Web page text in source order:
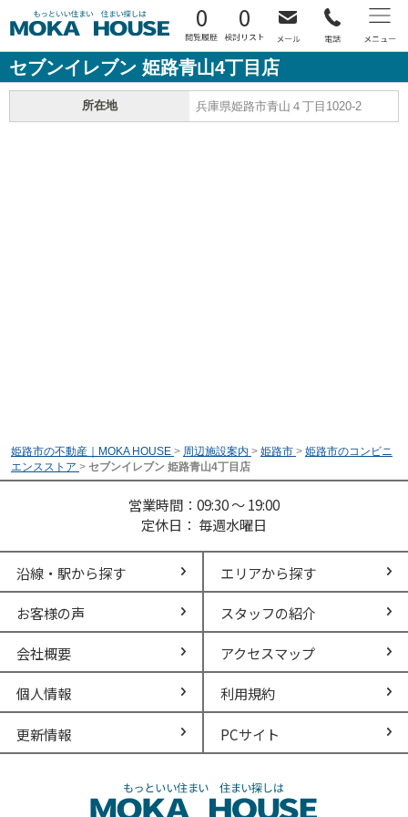
0 0
セブンイレブン 姫路青山4丁目店
所在地 兵庫県姫路市青山４丁目1020-2
姫路市の不動産｜MOKA HOUSE > 周辺施設案内 > 姫路市 > 姫路市のコンビニ
エンスストア > セブンイレブン 姫路青山4丁目店
営業時間：09:30 ～ 19:00
定休日： 毎週水曜日
沿線・駅から探す エリアから探す
お客様の声 スタッフの紹介
会社概要 アクセスマップ
個人情報 利用規約
更新情報 PCサイト